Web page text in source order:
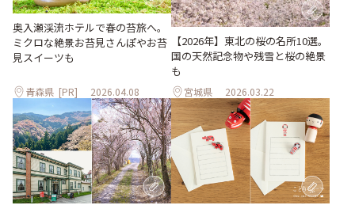
奥入瀬渓流ホテルで春の苔旅へ。
ミクロな絶景お苔見さんぽやお苔
見スイーツも
青森県 [PR] 2026.04.08
【2026年】東北の桜の名所10選。
国の天然記念物や残雪と桜の絶景
も
宮城県 2026.03.22